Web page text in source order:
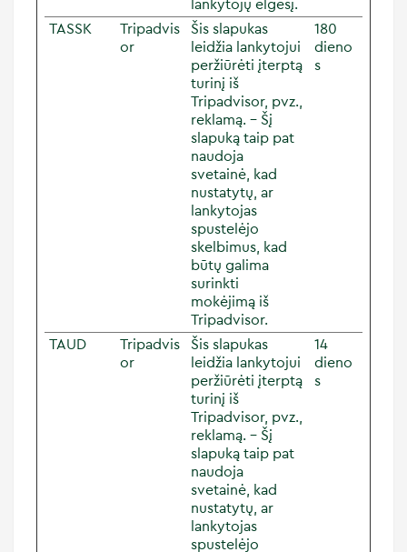
lankytojų elgesį.
TASSK
Tripadvis
or
Šis slapukas
leidžia lankytojui
peržiūrėti įterptą
turinį iš
Tripadvisor, pvz.,
reklamą. - Šį
slapuką taip pat
naudoja
svetainė, kad
nustatytų, ar
lankytojas
spustelėjo
skelbimus, kad
būtų galima
surinkti
mokėjimą iš
Tripadvisor.
180
dieno
s
TAUD
Tripadvis
or
Šis slapukas
leidžia lankytojui
peržiūrėti įterptą
turinį iš
Tripadvisor, pvz.,
reklamą. - Šį
slapuką taip pat
naudoja
svetainė, kad
nustatytų, ar
lankytojas
spustelėjo
14
dieno
s